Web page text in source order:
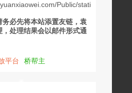
Public/stati
务必先将本站添置友链，袁
处理结果会以邮件形式通
平台 桥帮主